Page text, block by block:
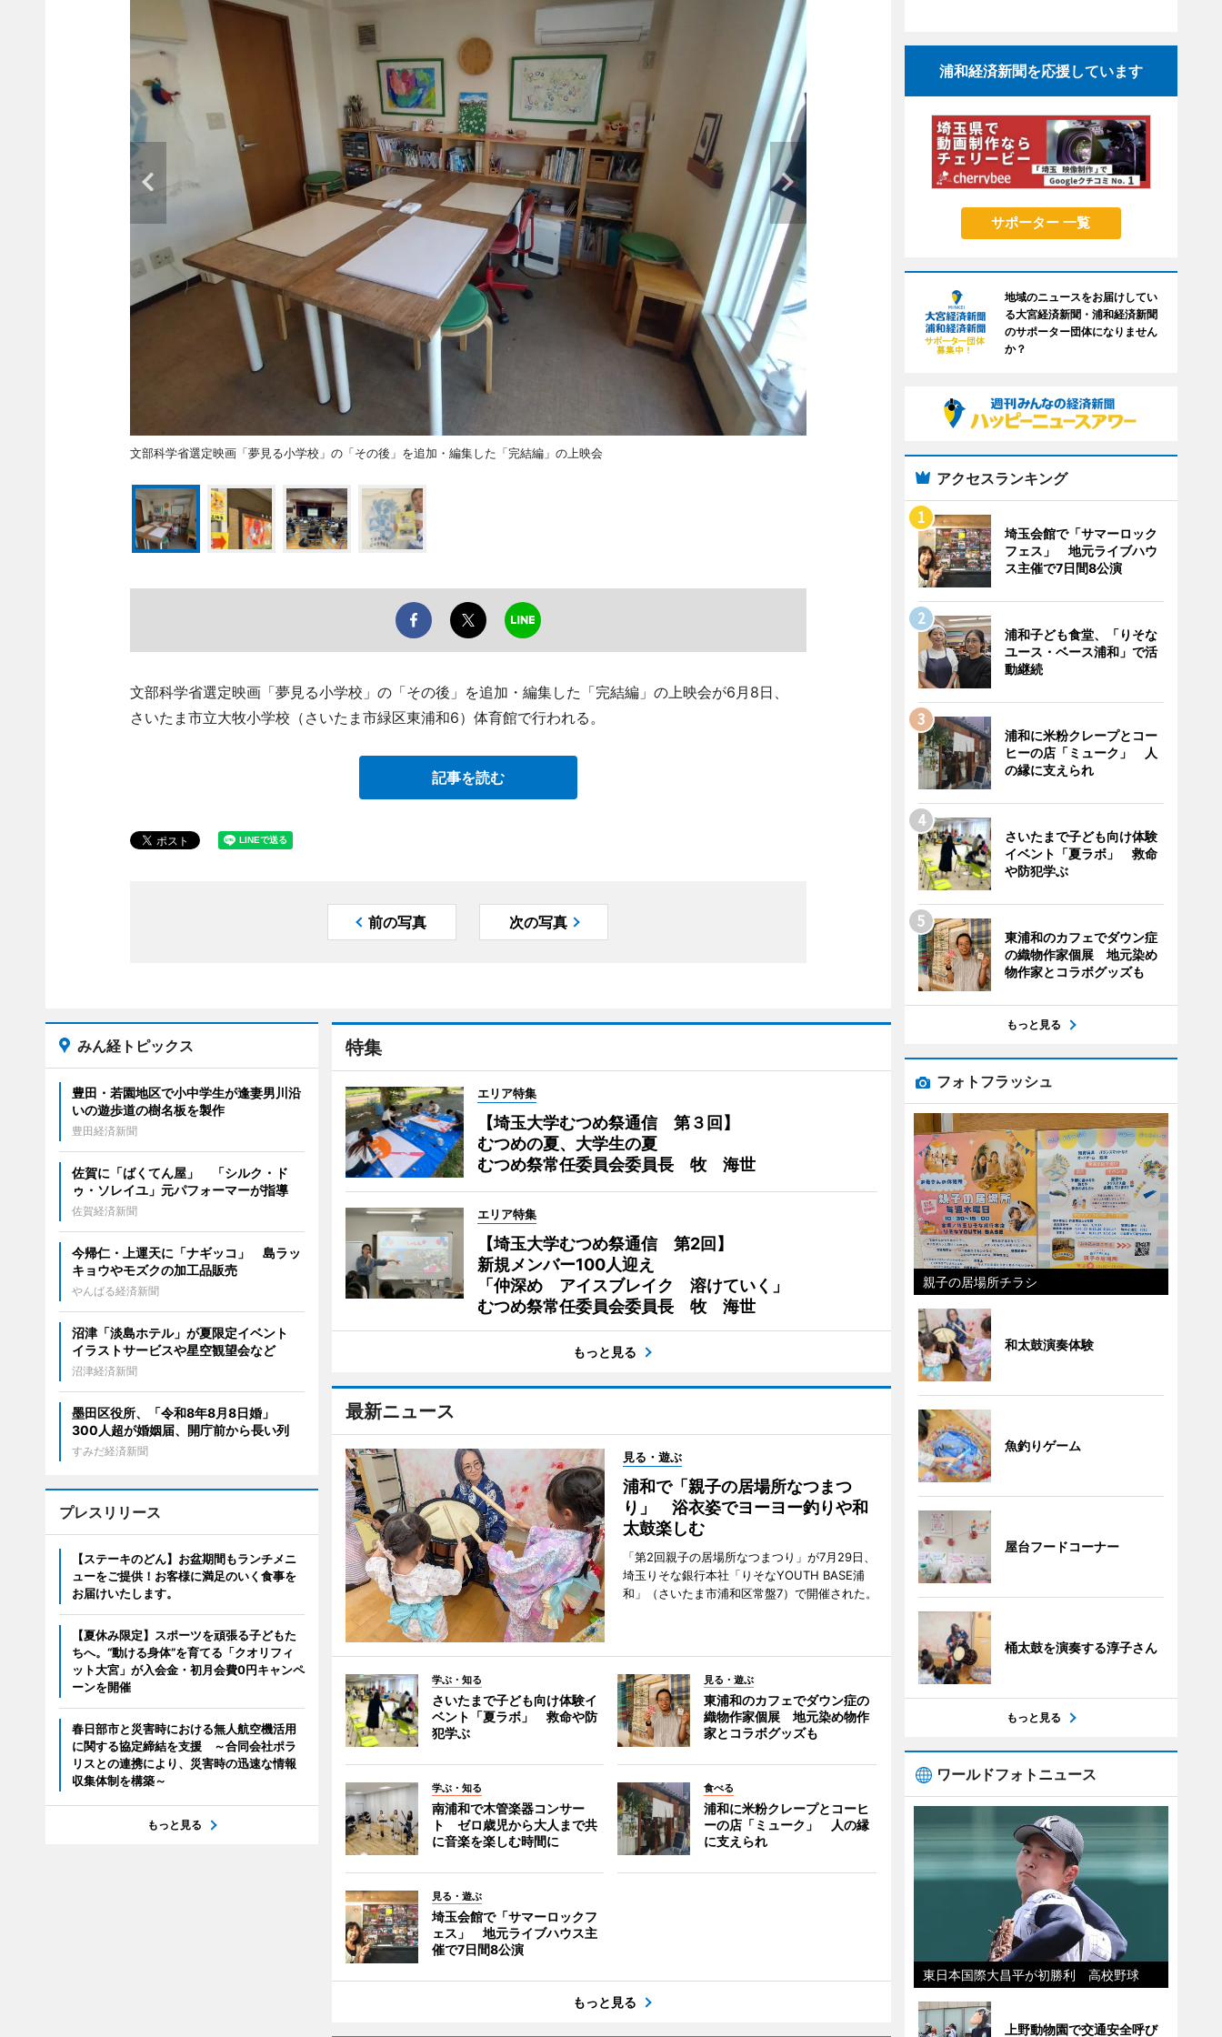
文部科学省選定映画「夢見る小学校」の「その後」を追加・編集した「完結編」の上映会
文部科学省選定映画「夢見る小学校」の「その後」を追加・編集した「完結編」の上映会が6月8日、
さいたま市立大牧小学校（さいたま市緑区東浦和6）体育館で行われる。
記事を読む
前の写真 次の写真
特集
エリア特集
【埼玉大学むつめ祭通信 第３回】
むつめの夏、大学生の夏
むつめ祭常任委員会委員長 牧 海世
エリア特集
【埼玉大学むつめ祭通信 第2回】
新規メンバー100人迎え
「仲深め アイスブレイク 溶けていく」
むつめ祭常任委員会委員長 牧 海世
もっと見る
最新ニュース
見る・遊ぶ
浦和で「親子の居場所なつまつ
り」 浴衣姿でヨーヨー釣りや和
太鼓楽しむ
「第2回親子の居場所なつまつり」が7月29日、
埼玉りそな銀行本社「りそなYOUTH BASE浦
和」（さいたま市浦和区常盤7）で開催された。
学ぶ・知る
さいたまで子ども向け体験イ
ベント「夏ラボ」 救命や防
犯学ぶ
見る・遊ぶ
東浦和のカフェでダウン症の
織物作家個展 地元染め物作
家とコラボグッズも
学ぶ・知る
南浦和で木管楽器コンサー
ト ゼロ歳児から大人まで共
に音楽を楽しむ時間に
食べる
浦和に米粉クレープとコーヒ
ーの店「ミューク」 人の縁
に支えられ
見る・遊ぶ
埼玉会館で「サマーロックフ
ェス」 地元ライブハウス主
催で7日間8公演
もっと見る
みん経トピックス
豊田・若園地区で小中学生が逢妻男川沿
いの遊歩道の樹名板を製作
豊田経済新聞
佐賀に「ばくてん屋」 「シルク・ド
ゥ・ソレイユ」元パフォーマーが指導
佐賀経済新聞
今帰仁・上運天に「ナギッコ」 島ラッ
キョウやモズクの加工品販売
やんばる経済新聞
沼津「淡島ホテル」が夏限定イベント
イラストサービスや星空観望会など
沼津経済新聞
墨田区役所、「令和8年8月8日婚」
300人超が婚姻届、開庁前から長い列
すみだ経済新聞
プレスリリース
【ステーキのどん】お盆期間もランチメニ
ューをご提供！お客様に満足のいく食事を
お届けいたします。
【夏休み限定】スポーツを頑張る子どもた
ちへ。“動ける身体”を育てる「クオリフィ
ット大宮」が入会金・初月会費0円キャンペ
ーンを開催
春日部市と災害時における無人航空機活用
に関する協定締結を支援 ～合同会社ポラ
リスとの連携により、災害時の迅速な情報
収集体制を構築～
もっと見る
浦和経済新聞を応援しています
サポーター 一覧
地域のニュースをお届けしてい
る大宮経済新聞・浦和経済新聞
のサポーター団体になりません
か？
アクセスランキング
埼玉会館で「サマーロック
フェス」 地元ライブハウ
ス主催で7日間8公演
浦和子ども食堂、「りそな
ユース・ベース浦和」で活
動継続
浦和に米粉クレープとコー
ヒーの店「ミューク」 人
の縁に支えられ
さいたまで子ども向け体験
イベント「夏ラボ」 救命
や防犯学ぶ
東浦和のカフェでダウン症
の織物作家個展 地元染め
物作家とコラボグッズも
もっと見る
フォトフラッシュ
親子の居場所チラシ
和太鼓演奏体験
魚釣りゲーム
屋台フードコーナー
桶太鼓を演奏する淳子さん
もっと見る
ワールドフォトニュース
東日本国際大昌平が初勝利 高校野球
上野動物園で交通安全呼び